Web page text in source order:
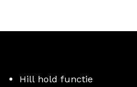
Hill hold functie